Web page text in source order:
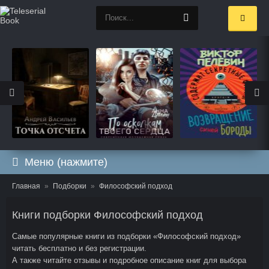
Меню (нажмите)
Главная Подборки Философский подход
Книги подборки Философский подход
Самые популярные книги из подборки «Философский подход»
читать бесплатно и без регистрации.
А также читайте отзывы и подробное описание книг для выбора